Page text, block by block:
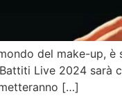
del make-up,
Live 2024
[…]